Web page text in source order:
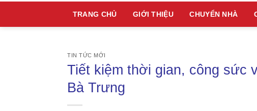
TRANG CHỦ GIỚI THIỆU CHUYỂN NHÀ
TIN TỨC MỚI
Tiết kiệm thời gian, công sức
Bà Trưng